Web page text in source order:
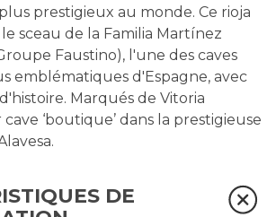
prestigieux au monde. Ce rioja
sceau de la Familia Martínez
Faustino), l'une des caves
emblématiques d'Espagne, avec
Marqués de Vitoria
‘boutique’ dans la prestigieuse
DE